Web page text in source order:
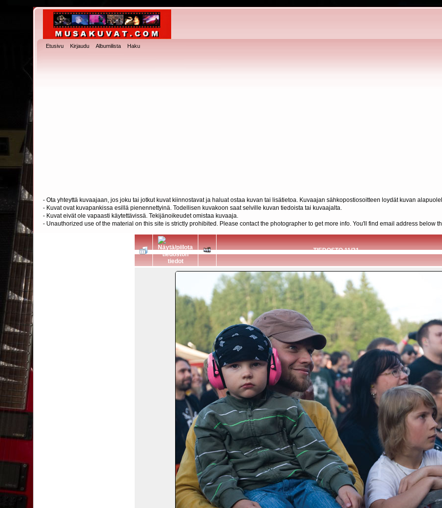
Etusivu Kirjaudu Albumilista Haku
- Ota yhteyttä kuvaajaan, jos joku tai jotkut kuvat kiinnostavat ja haluat ostaa kuvan tai lisätietoa. Kuvaajan sähkopostiosoitteen loydät kuvan
- Kuvat ovat kuvapankissa esillä pienennettyinä. Todellisen kuvakoon saat selville kuvan tiedoista tai kuvaajalta.
- Kuvat eivät ole vapaasti käytettävissä. Tekijänoikeudet omistaa kuvaaja.
- Unauthorized use of the material on this site is strictly prohibited. Please contact the photographer to get more info. You'll find email address below
TIEDOSTO 11/21